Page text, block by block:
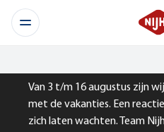
Van 3 t/m 16 augustus zijn
met de vakanties. Een
zich laten wachten. Team